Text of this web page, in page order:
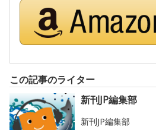
この記事のライター
新刊JP編集部
新刊JP編集部